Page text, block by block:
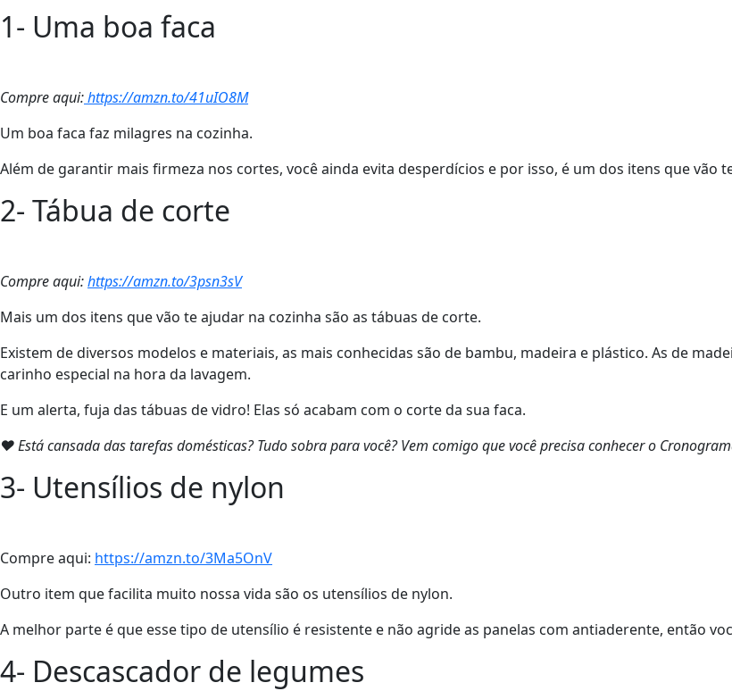
1- Uma boa faca
Compre aqui:https://amzn.to/41uIO8M
Um boa faca faz milagres na cozinha.
Além de garantir mais firmeza nos cortes, você ainda evita desperdícios e por isso, é um dos itens que vão
2- Tábua de corte
Compre aqui:https://amzn.to/3psn3sV
Mais um dos itens que vão te ajudar na cozinha são as tábuas de corte.
Existem de diversos modelos e materiais, as mais conhecidas são de bambu, madeira e plástico. As de
carinho especial na hora da lavagem.
E um alerta, fuja das tábuas de vidro! Elas só acabam com o corte da sua faca.
❤ Está cansada das tarefas domésticas? Tudo sobra para você? Vem comigo que você precisa conhecer o
3- Utensílios de nylon
Compre aqui: https://amzn.to/3Ma5OnV
Outro item que facilita muito nossa vida são os utensílios de nylon.
A melhor parte é que esse tipo de utensílio é resistente e não agride as panelas com antiaderente, então
4- Descascador de legumes